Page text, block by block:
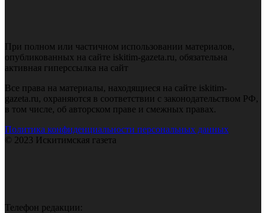
При полном или частичном использовании материалов,
опубликованных на сайте iskitim-gazeta.ru, обязательна
активная гиперссылка на сайт
Все права на материалы, находящиеся на сайте iskitim-
gazeta.ru, охраняются в соответствии с законодательством РФ,
в том числе, об авторском праве и смежных правах.
Политика конфиденциальности персональных данных
© 2023 Искитимская газета
Телефон редакции: